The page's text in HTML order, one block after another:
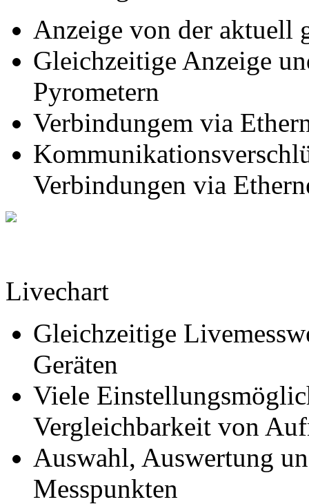
Anzeige von der aktuell
Gleichzeitige Anzeige
Pyrometern
Verbindungem via
Verbindungen via
Livechart
Gleichzeitige
Geräten
Viele
Vergleichbarkeit von
Auswahl, Auswertung
Messpunkten